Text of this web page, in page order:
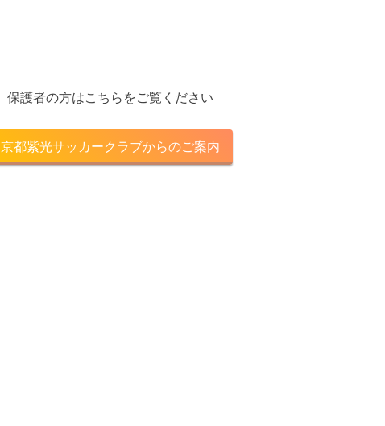
保護者の方はこちらをご覧ください
京都紫光サッカークラブからのご案内